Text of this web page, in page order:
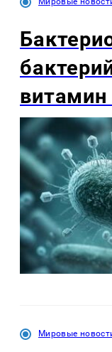
витамин
Мировые